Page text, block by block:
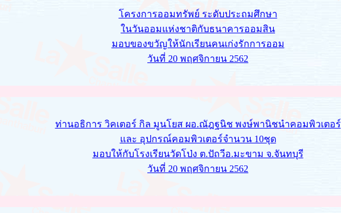
โครงการออมทรัพย์ ระดับประถมศึกษา
ในวันออมแห่งชาติกับธนาคารออมสิน
มอบของขวัญให้นักเรียนคนเก่งรักการออม
วันที่ 20 พฤศจิกายน 2562
ท่านอธิการ วิคเตอร์ กิล มูนโยส ผอ.ณัฎฐนิช พงษ์พานิชนำคอมพิวเตอร์
และ อุปกรณ์คอมพิวเตอร์จำนวน 10ชุด
มอบให้กับโรงเรียนวัดโป่ง ต.ปัถวีอ.มะขาม จ.จันทบุรี
วันที่ 20 พฤศจิกายน 2562